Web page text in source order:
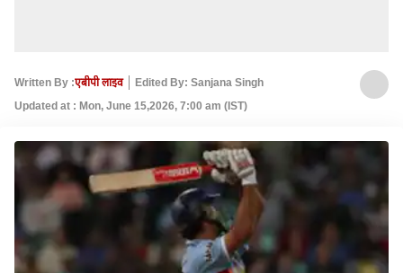
Written By :एबीपी लाइव
Edited By: Sanjana Singh
Updated at : Mon, June 15,2026, 7:00 am (IST)